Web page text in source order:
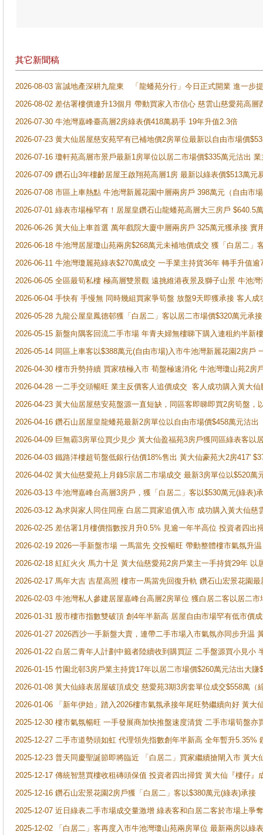
其它新聞稿
2026-08-03 富誠地產深耕九龍東 「龍蟠苑分行」今日正式開業 進一步
2026-08-02 差估署樓價連升13個月 帶動買家入市信心 慈雲山慈愛苑高層
2026-07-30 牛池灣嘉峰臺高層2房綠表價418萬易手 19年升值2.3倍
2026-07-23 黄大仙居屋慈安苑罕有已補地價2房單位最新以自由市場價
2026-07-16 瓊軒苑高層市景戶最新1房單位以居二市場價$335萬元沽出
2026-07-09 鑽石山3年樓齡居屋王啟翔苑高層1房 最新以綠表價$513萬元
2026-07-08 市區上車熱點 牛池灣新麗花園中層兩房戶 398萬元（自由市
2026-07-01 綠表市場極罕有！居屋皇鑽石山龍蟠苑高層大三房戶
2026-06-26 黃大仙上車首選 萬年戲院大廈中層兩房戶 325萬元獲承接 實
2026-06-18 牛池灣居屋瓊山苑兩房$268萬元未補地價成交 獲「白居二」
2026-06-11 牛池灣瓊麗苑綠表$270萬成交 一手業主持貨36年 轉手升值逾
2026-06-05 全區最筍私樓 極高層雙景觀 遠挑維港夜景及獅子山景 牛池
2026-06-04 手快有 手慢無 同時幾組買家爭筍盤 放盤9天即獲承接 客人
2026-05-28 九龍公屋皇鳳德邨獲「白居二」客以居二市場價$320萬元承接
2026-05-15 新盤向隅客回流二手市場 年青夫婦無樓睇下購入連租約半新
2026-05-14 同區上車客以$388萬元(自由市場)入市牛池灣新麗花園2房戶
2026-04-30 樓市升勢持續 買家積極入市 荀盤極速消化 牛池灣瓊山苑2房
2026-04-28 一二手交頭暢旺 業主反價客人追價成交 客人成功購入黃大
2026-04-23 黃大仙居屋慈安苑盤源一直短缺，同區客即睇即買2房筍盤，
2026-04-16 鑽石山居屋皇龍蟠苑最新2房單位以自由市場價$458萬元沽出
2026-04-09 巨無霸3房單位買少見少 黃大仙盈福苑3房戶獲同區綠表客以
2026-04-03 鐵路洋樓超筍盤低銀行估價18%售出 黃大仙豪苑大2房417'
2026-04-02 黃大仙慈愛苑上月錄5宗居二市場成交 最新3房單位以$520萬
2026-03-13 牛池灣嘉峰台高層3房戶，獲「白居二」客以$530萬元(綠表)
2026-03-12 為求與家人同住同座 白居二買家追價入市 成功購入黃大仙
2026-02-25 差估署1月樓價指數按月升0.5% 見逾一年半高位 投資者四
2026-02-19 2026一手新盤市場 一馬當先 交投暢旺 帶動整體樓市氣氛升
2026-02-18 紅紅火火 馬力十足 黃大仙慈愛苑2房戶業主一手持貨29年 以
2026-02-17 馬年大吉 吉星高照 樓市一馬當先回復升軌 鑽石山宏景花園
2026-02-03 牛池灣私人參建居屋嘉峰台高層2房單位 獲白居二客以居二市
2026-01-31 股市樓市指數雙破頂 創4年半新高 居屋自由市場罕有低市價
2026-01-27 2026西沙一手新盤大賣，連帶二手市場入市氣氛亦同步升温
2026-01-22 白居二青年人計劃中籤者陸續收到購買証 二手盤源買小見小
2026-01-15 竹園北邨3房戶業主持貨17年以居二市場價$260萬元沽出大賺
2026-01-08 黃大仙綠表居屋破頂成交 慈愛苑3期3房套單位成交$558萬（
2026-01-06 「新年伊始」踏入2026樓市氣氛承接年尾旺勢繼續向好 黃
2025-12-30 樓市氣氛暢旺 一手發展商加快推盤速度清貨 二手市場筍盤
2025-12-27 二手市道勢頭如虹 代理領先指數創年半新高 全年暫升5.35%
2025-12-23 普天同慶聖誕節即將臨近 「白居二」買家繼續搶閘入市 黃
2025-12-17 傳統智慧買樓收租磚頭保值 投資者四出掃貨 黃大仙『樓仔
2025-12-16 鑽石山宏景花園2房戶獲「白居二」客以$380萬元(綠表)承接
2025-12-07 近日綠表二手市場成交量激增 綠表客和白居二客於市場上
2025-12-02 「白居二」客再度入市牛池灣瓊山苑兩房單位 最新兩房以綠